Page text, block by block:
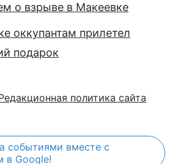
о взрыве в Макеевке
оккупантам прилетел
подарок
политика сайта
событиями вместе с
в Google!